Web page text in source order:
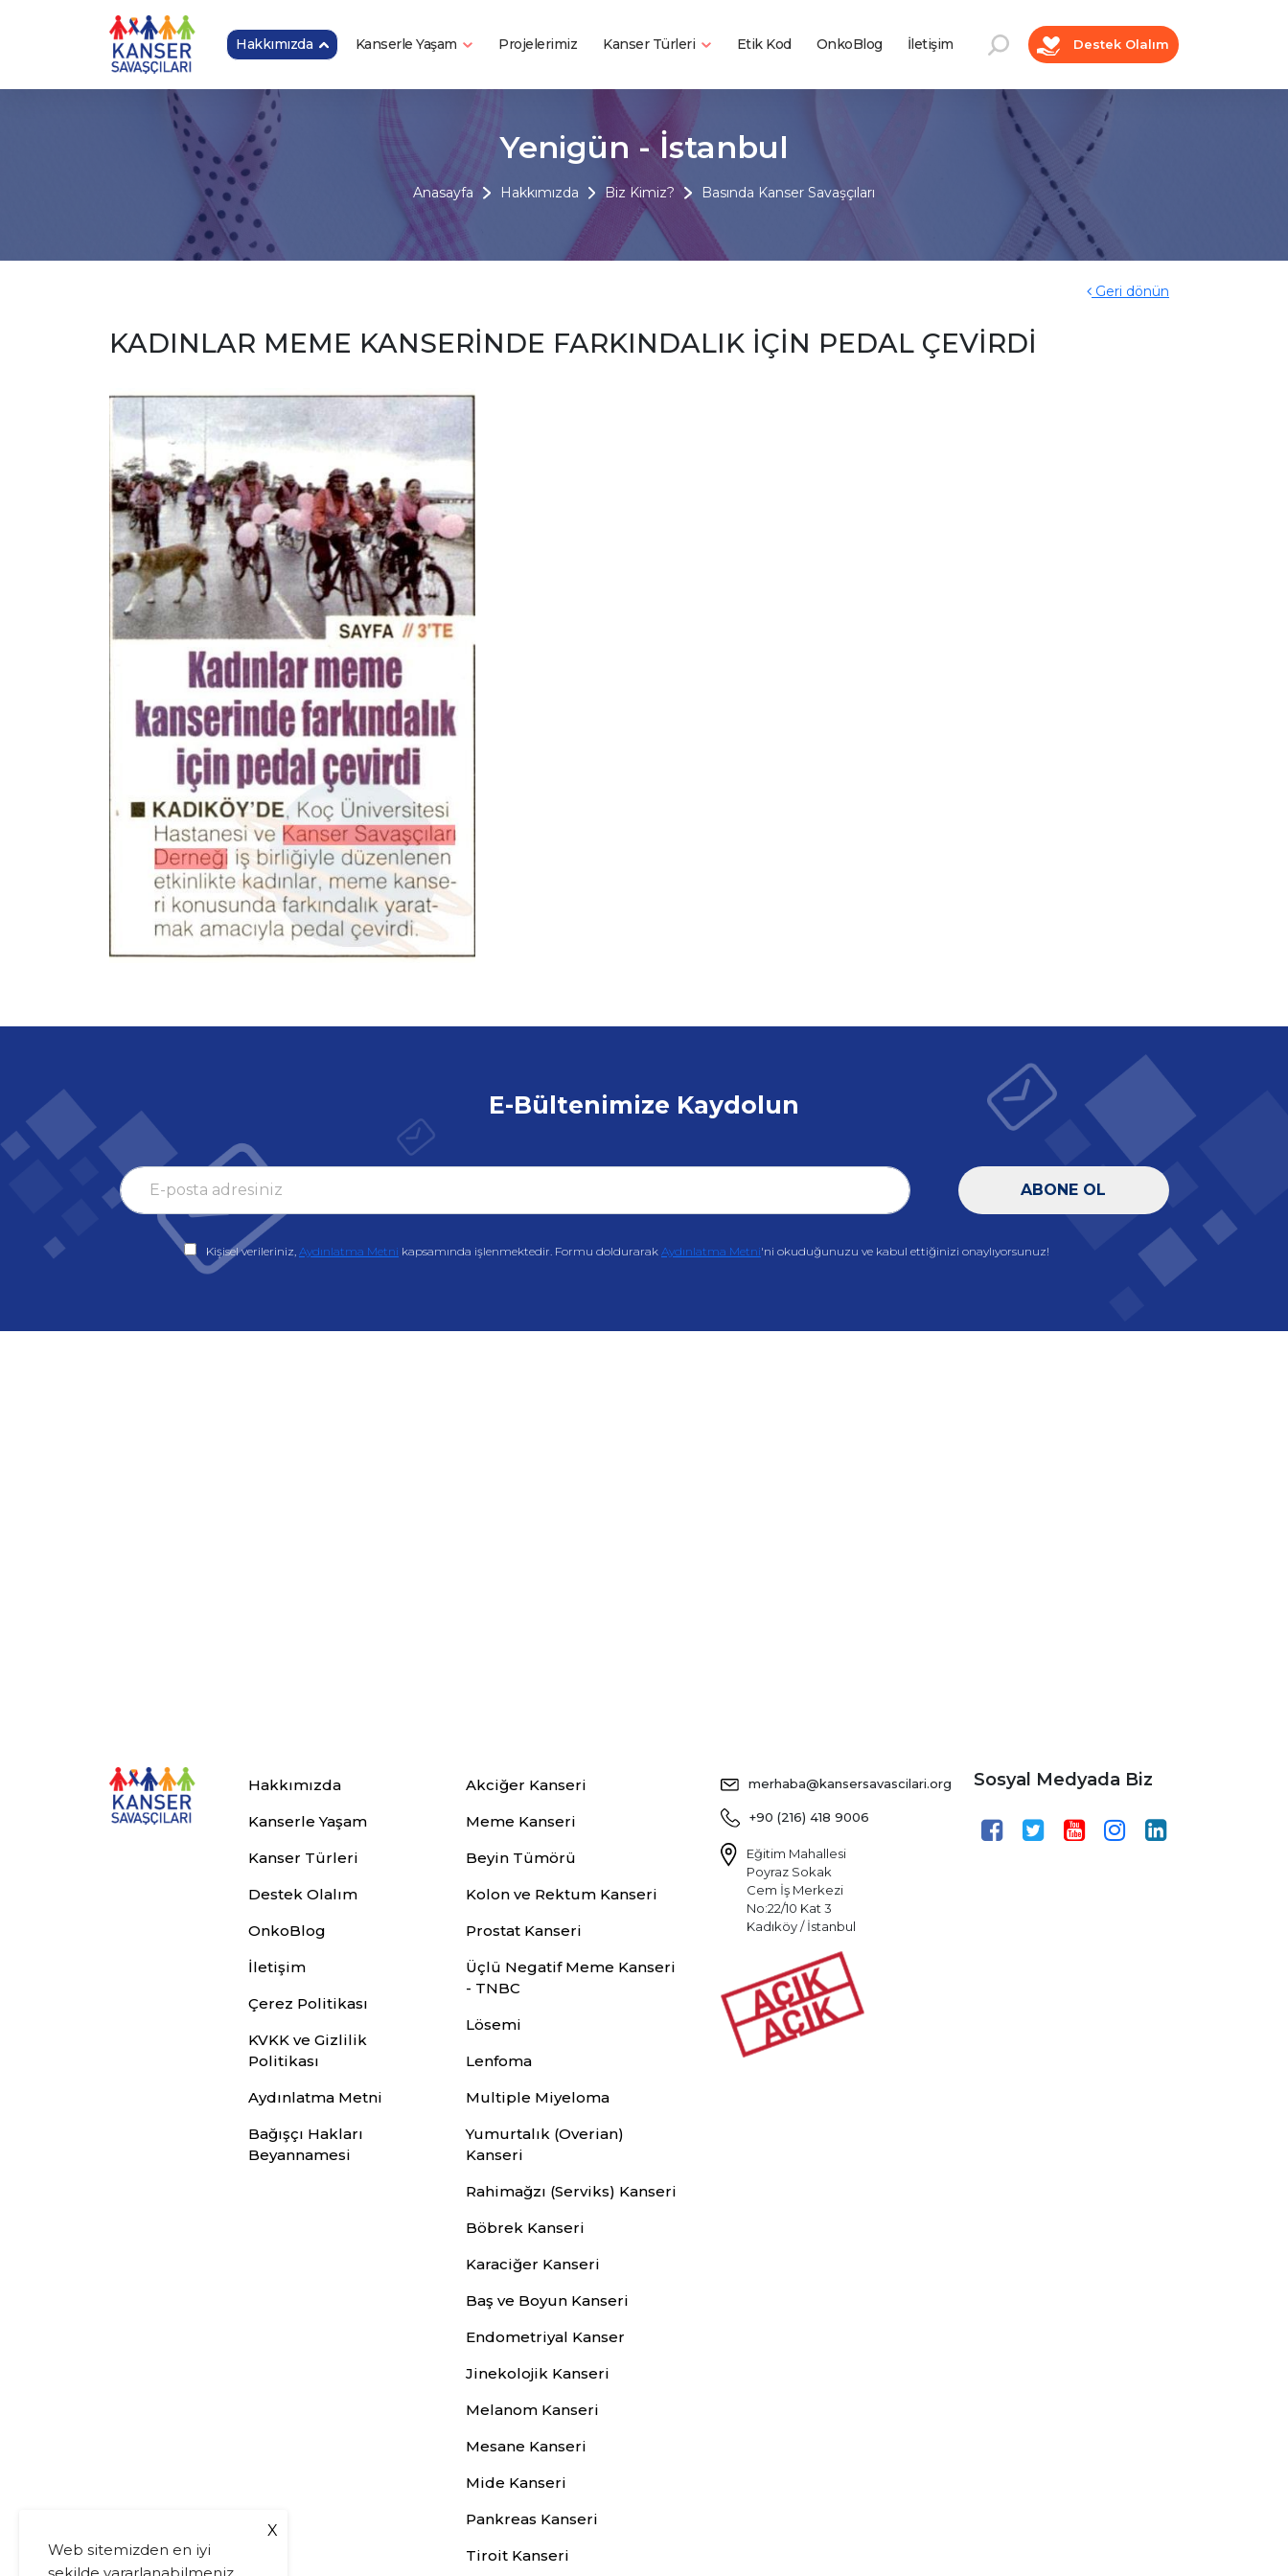
Hakkımızda Kanserle Yaşam Projelerimiz Kanser Türleri Etik Kod OnkoBlog İletişim Destek Olalım
Yenigün - İstanbul
Anasayfa Hakkımızda Biz Kimiz? Basında Kanser Savaşçıları
Geri dönün
KADINLAR MEME KANSERİNDE FARKINDALIK İÇİN PEDAL ÇEVİRDİ
E-Bültenimize Kaydolun
ABONE OL
Kişisel verileriniz, Aydınlatma Metni kapsamında işlenmektedir. Formu doldurarak Aydınlatma Metni'ni okuduğunuzu ve kabul ettiğinizi onaylıyorsunuz!
Hakkımızda
Kanserle Yaşam
Kanser Türleri
Destek Olalım
OnkoBlog
İletişim
Çerez Politikası
KVKK ve Gizlilik
Politikası
Aydınlatma Metni
Bağışçı Hakları
Beyannamesi
Akciğer Kanseri
Meme Kanseri
Beyin Tümörü
Kolon ve Rektum Kanseri
Prostat Kanseri
Üçlü Negatif Meme Kanseri
- TNBC
Lösemi
Lenfoma
Multiple Miyeloma
Yumurtalık (Overian)
Kanseri
Rahimağzı (Serviks) Kanseri
Böbrek Kanseri
Karaciğer Kanseri
Baş ve Boyun Kanseri
Endometriyal Kanser
Jinekolojik Kanseri
Melanom Kanseri
Mesane Kanseri
Mide Kanseri
Pankreas Kanseri
Tiroit Kanseri
merhaba@kansersavascilari.org
+90 (216) 418 9006
Eğitim Mahallesi
Poyraz Sokak
Cem İş Merkezi
No:22/10 Kat 3
Kadıköy / İstanbul
Sosyal Medyada Biz
Web sitemizden en iyi
X